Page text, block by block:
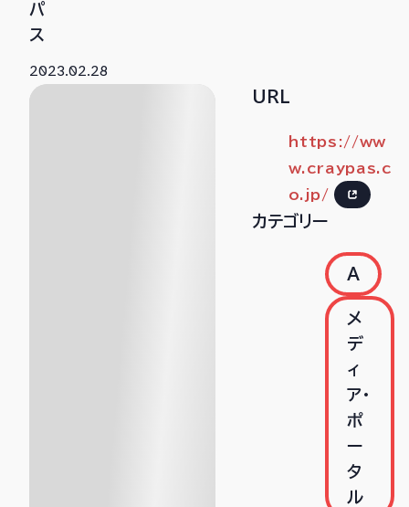
パ
ス
2023.02.28
URL
https://ww
w.craypas.c
o.jp/
カテゴリー
A
メ
デ
ィ
ア・
ポ
ー
タ
ル